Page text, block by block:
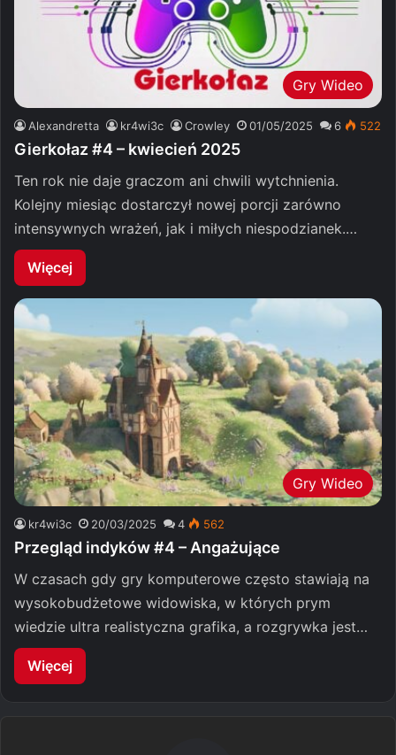
Gry Wideo
Alexandretta kr4wi3c Crowley 01/05/2025 6 522
Gierkołaz #4 – kwiecień 2025
Ten rok nie daje graczom ani chwili wytchnienia.
Kolejny miesiąc dostarczył nowej porcji zarówno
intensywnych wrażeń, jak i miłych niespodzianek.…
Więcej
Gry Wideo
kr4wi3c 20/03/2025 4 562
Przegląd indyków #4 – Angażujące
W czasach gdy gry komputerowe często stawiają na
wysokobudżetowe widowiska, w których prym
wiedzie ultra realistyczna grafika, a rozgrywka jest…
Więcej